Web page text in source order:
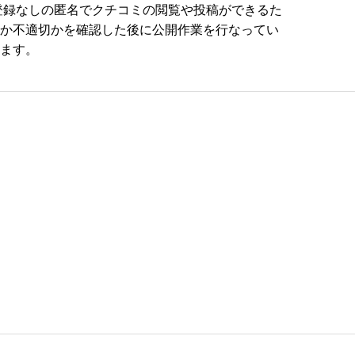
なしの匿名でクチコミの閲覧や投稿ができるた
不適切かを確認した後に公開作業を行なってい
す。